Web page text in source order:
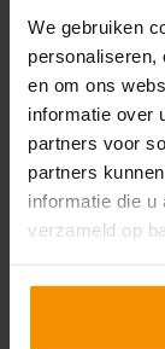
We gebruiken
personaliseren,
en om ons
informatie over
partners voor
partners
informatie die u
verzameld op